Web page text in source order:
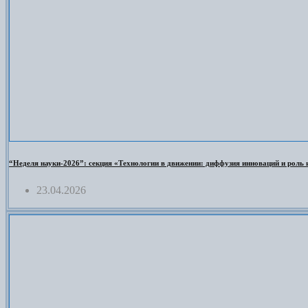
“Неделя науки-2026”: секция «Технологии в движении: диффузия инноваций и роль
23.04.2026